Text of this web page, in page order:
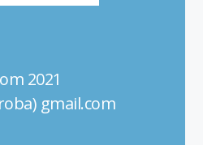
2021
gmail.com